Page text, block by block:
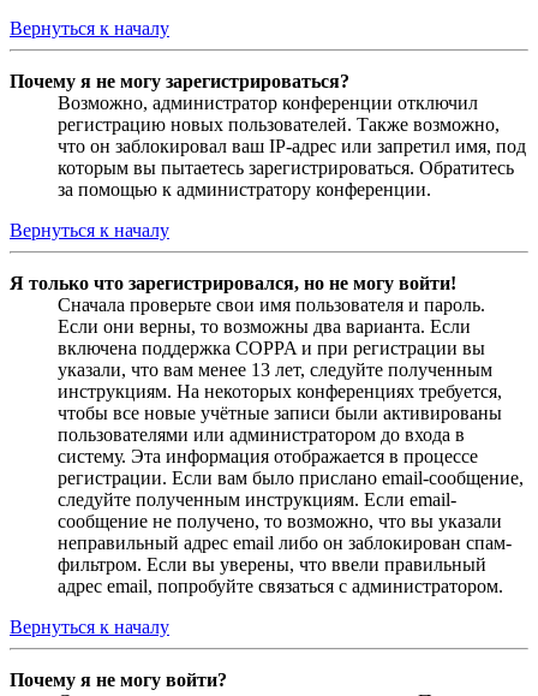
Вернуться к началу
Почему я не могу зарегистрироваться?
Возможно, администратор конференции отключил
регистрацию новых пользователей. Также возможно,
что он заблокировал ваш IP-адрес или запретил имя, под
которым вы пытаетесь зарегистрироваться. Обратитесь
за помощью к администратору конференции.
Вернуться к началу
Я только что зарегистрировался, но не могу войти!
Сначала проверьте свои имя пользователя и пароль.
Если они верны, то возможны два варианта. Если
включена поддержка COPPA и при регистрации вы
указали, что вам менее 13 лет, следуйте полученным
инструкциям. На некоторых конференциях требуется,
чтобы все новые учётные записи были активированы
пользователями или администратором до входа в
систему. Эта информация отображается в процессе
регистрации. Если вам было прислано email-сообщение,
следуйте полученным инструкциям. Если email-
сообщение не получено, то возможно, что вы указали
неправильный адрес email либо он заблокирован спам-
фильтром. Если вы уверены, что ввели правильный
адрес email, попробуйте связаться с администратором.
Вернуться к началу
Почему я не могу войти?